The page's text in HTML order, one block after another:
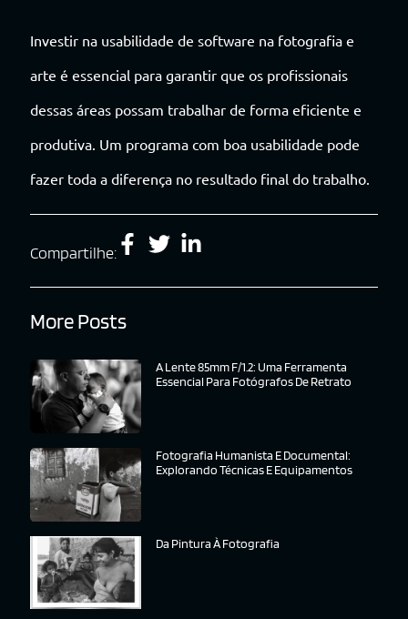
Investir na usabilidade de software na fotografia e
arte é essencial para garantir que os profissionais
dessas áreas possam trabalhar de forma eficiente e
produtiva. Um programa com boa usabilidade pode
fazer toda a diferença no resultado final do trabalho.
Compartilhe:
More Posts
A Lente 85mm F/1.2: Uma Ferramenta
Essencial Para Fotógrafos De Retrato
Fotografia Humanista E Documental:
Explorando Técnicas E Equipamentos
Da Pintura À Fotografia